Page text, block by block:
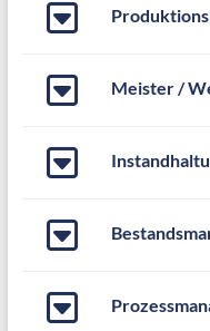
Meister /